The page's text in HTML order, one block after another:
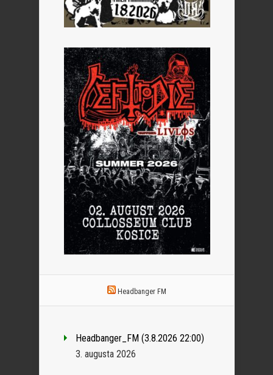
Headbanger FM
Headbanger_FM (3.8.2026 22:00)
3. augusta 2026